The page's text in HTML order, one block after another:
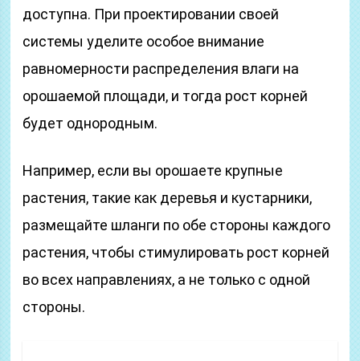
доступна. При проектировании своей
системы уделите особое внимание
равномерности распределения влаги на
орошаемой площади, и тогда рост корней
будет однородным.
Например, если вы орошаете крупные
растения, такие как деревья и кустарники,
размещайте шланги по обе стороны каждого
растения, чтобы стимулировать рост корней
во всех направлениях, а не только с одной
стороны.